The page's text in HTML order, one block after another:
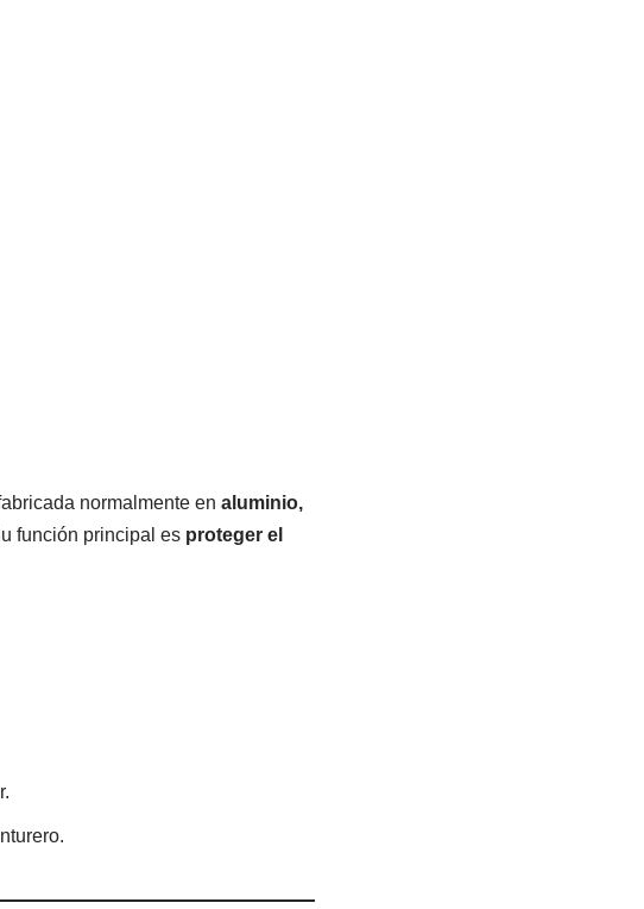
normalmente en aluminio,
función principal es proteger el